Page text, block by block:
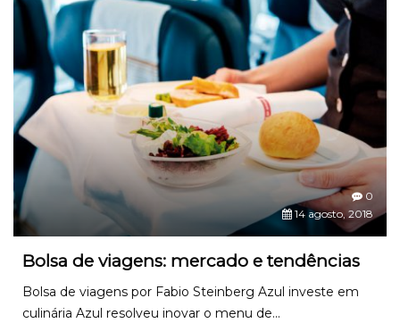
0
14 agosto, 2018
Bolsa de viagens: mercado e tendências
Bolsa de viagens por Fabio Steinberg Azul investe em
culinária Azul resolveu inovar o menu de...